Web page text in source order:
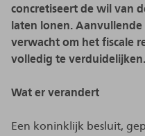
concretiseert de wil van
laten lonen.
verwacht om het fiscale
volledig te verduidelijken.
Wat er verandert
Een koninklijk besluit,